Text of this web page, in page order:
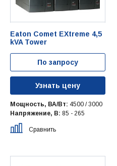
Eaton Comet EXtreme 4,5
kVA Tower
По запросу
Узнать цену
Мощность, ВА/Вт: 4500 / 3000
Напряжение, В: 85 - 265
Сравнить